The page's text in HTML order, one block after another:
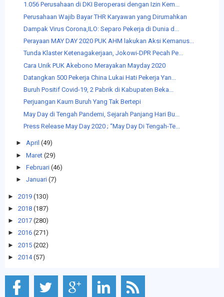
1.056 Perusahaan di DKI Beroperasi dengan Izin Kem...
Perusahaan Wajib Bayar THR Karyawan yang Dirumahkan
Dampak Virus Corona,ILO: Separo Pekerja di Dunia d...
Perayaan MAY DAY 2020 PUK AHM lakukan Aksi Kemanus...
Tunda Klaster Ketenagakerjaan, Jokowi-DPR Pecah Pe...
Cara Unik PUK Akebono Merayakan Mayday 2020
Datangkan 500 Pekerja China Lukai Hati Pekerja Yan...
Buruh Positif Covid-19, 2 Pabrik di Kabupaten Beka...
Perjuangan Kaum Buruh Yang Tak Bertepi
May Day di Tengah Pandemi, Sejarah Panjang Hari Bu...
Press Release May Day 2020 ; “May Day Di Tengah-Te...
► April (49)
► Maret (29)
► Februari (46)
► Januari (7)
► 2019 (130)
► 2018 (187)
► 2017 (280)
► 2016 (271)
► 2015 (202)
► 2014 (57)